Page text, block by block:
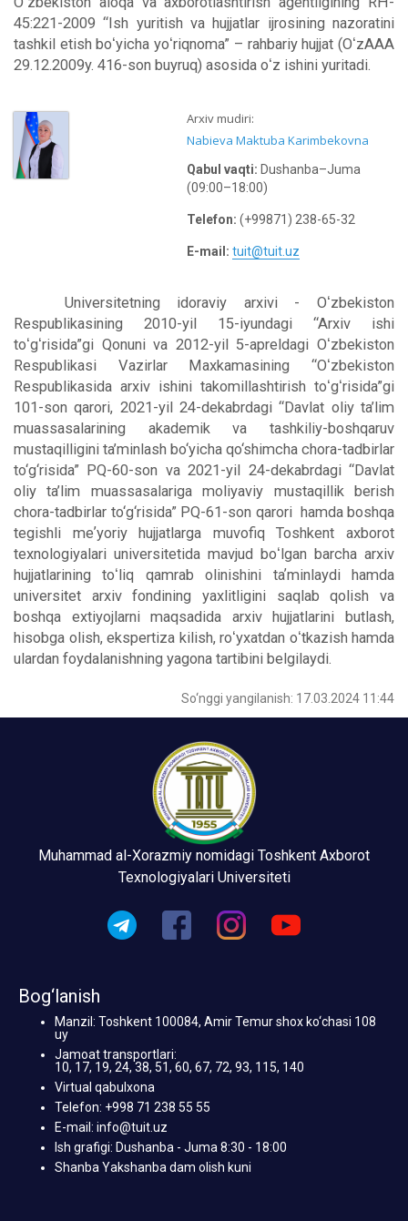
45:221-2009 “Ish yuritish va hujjatlar ijrosining nazoratini
tashkil etish boʻyicha yoʻriqnoma” – rahbariy hujjat (OʻzAAA
29.12.2009y. 416-son buyruq) asosida oʻz ishini yuritadi.
Arxiv mudiri:
Nabieva Maktuba Karimbekovna
Qabul vaqti: Dushanba–Juma
(09:00–18:00)
Telefon: (+99871) 238-65-32
E-mail: tuit@tuit.uz
Universitetning idoraviy arxivi - Oʻzbekiston
Respublikasining 2010-yil 15-iyundagi “Arxiv ishi
toʻgʻrisida”gi Qonuni va 2012-yil 5-apreldagi Oʻzbekiston
Respublikasi Vazirlar Maxkamasining “Oʻzbekiston
Respublikasida arxiv ishini takomillashtirish toʻgʻrisida”gi
101-son qarori, 2021-yil 24-dekabrdagi “Davlat oliy ta’lim
muassasalarining akademik va tashkiliy-boshqaruv
mustaqilligini ta’minlash bo‘yicha qo‘shimcha chora-tadbirlar
to‘g‘risida” PQ-60-son va 2021-yil 24-dekabrdagi “Davlat
oliy ta’lim muassasalariga moliyaviy mustaqillik berish
chora-tadbirlar to‘g‘risida” PQ-61-son qarori hamda boshqa
tegishli meʼyoriy hujjatlarga muvofiq Toshkent axborot
texnologiyalari universitetida mavjud boʻlgan barcha arxiv
hujjatlarining toʻliq qamrab olinishini taʼminlaydi hamda
universitet arxiv fondining yaxlitligini saqlab qolish va
boshqa extiyojlarni maqsadida arxiv hujjatlarini butlash,
hisobga olish, ekspertiza kilish, roʻyxatdan oʻtkazish hamda
ulardan foydalanishning yagona tartibini belgilaydi.
So‘nggi yangilanish: 17.03.2024 11:44
Muhammad al-Xorazmiy nomidagi Toshkent Axborot
Texnologiyalari Universiteti
Bog‘lanish
Manzil: Toshkent 100084, Amir Temur shox ko‘chasi 108
uy
Jamoat transportlari:
10, 17, 19, 24, 38, 51, 60, 67, 72, 93, 115, 140
Virtual qabulxona
Telefon: +998 71 238 55 55
E-mail: info@tuit.uz
Ish grafigi: Dushanba - Juma 8:30 - 18:00
Shanba Yakshanba dam olish kuni